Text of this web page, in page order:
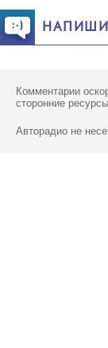
Комментарии
сторонние
Авторадио не